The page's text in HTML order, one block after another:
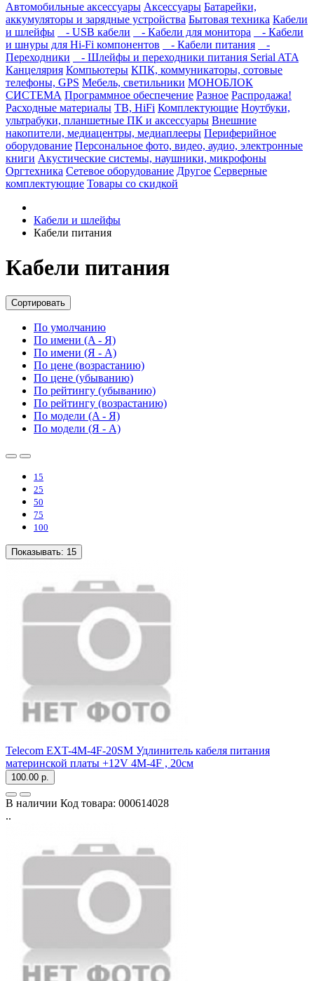
Автомобильные аксессуары Аксессуары Батарейки,
аккумуляторы и зарядные устройства Бытовая техника Кабели
и шлейфы
- USB кабели - Кабели для монитора
- Кабели
и шнуры для Hi-Fi компонентов
- Кабели питания
-
Переходники
- Шлейфы и переходники питания Serial ATA
Канцелярия Компьютеры КПК, коммуникаторы, сотовые
телефоны, GPS Мебель, светильники МОНОБЛОК
СИСТЕМА Программное обеспечение Разное Распродажа!
Расходные материалы ТВ, HiFi Комплектующие Ноутбуки,
ультрабуки, планшетные ПК и аксессуары Внешние
накопители, медиацентры, медиаплееры Периферийное
оборудование Персональное фото, видео, аудио, электронные
книги Акустические системы, наушники, микрофоны
Оргтехника Сетевое оборудование Другое Серверные
комплектующие Товары со скидкой
Кабели и шлейфы
Кабели питания
Кабели питания
Сортировать
По умолчанию
По имени (A - Я)
По имени (Я - A)
По цене (возрастанию)
По цене (убыванию)
По рейтингу (убыванию)
По рейтингу (возрастанию)
По модели (A - Я)
По модели (Я - A)
15
25
50
75
100
Показывать: 15
Telecom EXT-4M-4F-20SM Удлинитель кабеля питания
материнской платы +12V 4M-4F , 20см
100.00 р.
В наличии Код товара: 000614028
..